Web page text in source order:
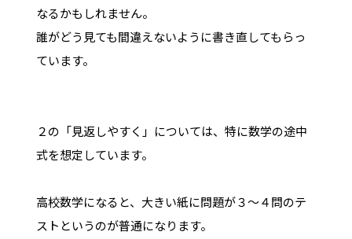
なるかもしれません。
誰がどう見ても間違えないように書き直してもらっ
ています。
２の「見返しやすく」については、特に数学の途中
式を想定しています。
高校数学になると、大きい紙に問題が３～４問のテ
ストというのが普通になります。